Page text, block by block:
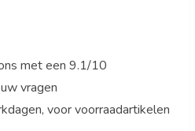
met een 9.1/10
vragen
voor voorraadartikelen